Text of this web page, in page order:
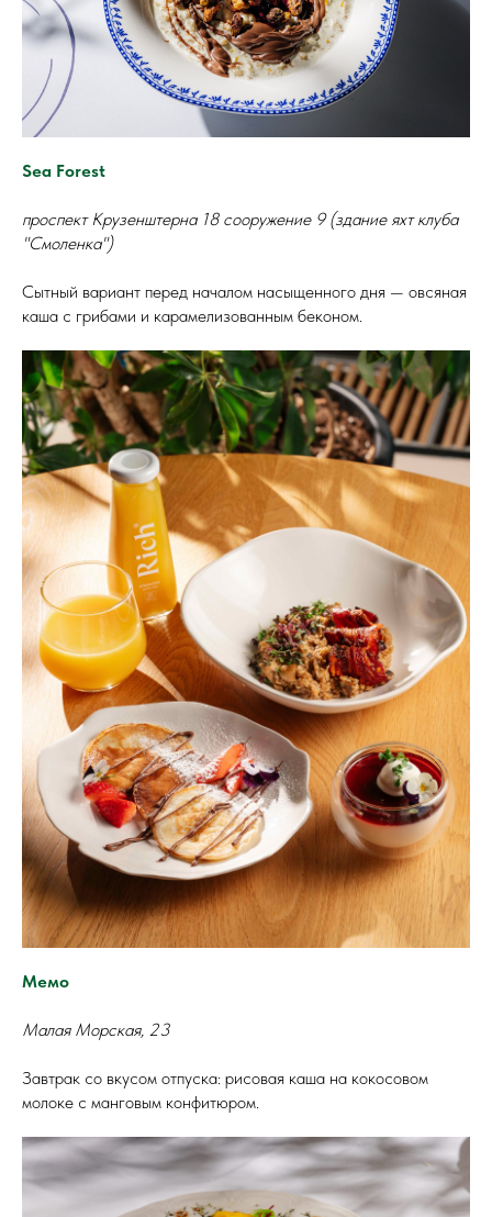
Sea Forest
проспект Крузенштерна 18 сооружение 9 (здание яхт клуба
"Смоленка")
Сытный вариант перед началом насыщенного дня — овсяная
каша с грибами и карамелизованным беконом.
Мемо
Малая Морская, 23
Завтрак со вкусом отпуска: рисовая каша на кокосовом
молоке с манговым конфитюром.